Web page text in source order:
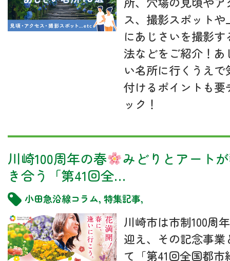
ス、撮影スポットや
にあじさいを撮影す
法などをご紹介！あ
い名所に行くうえで
付けるポイントも要
ック！
川崎100周年の春
みどりとアート
き合う「第41回全…
小田急沿線コラム, 特集記事,
川崎市は市制100周
迎え、その記念事業
て「第41回全国都市